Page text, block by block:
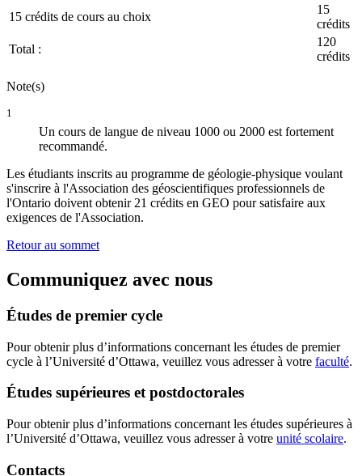
15 crédits de cours au choix
15
crédits
Total :
120
crédits
Note(s)
1
Un cours de langue de niveau 1000 ou 2000 est fortement
recommandé.
Les étudiants inscrits au programme de géologie-physique voulant
s'inscrire à l'Association des géoscientifiques professionnels de
l'Ontario doivent obtenir 21 crédits en GEO pour satisfaire aux
exigences de l'Association.
Retour au sommet
Communiquez avec nous
Études de premier cycle
Pour obtenir plus d’informations concernant les études de premier
cycle à l’Université d’Ottawa, veuillez vous adresser à votre faculté.
Études supérieures et postdoctorales
Pour obtenir plus d’informations concernant les études supérieures à
l’Université d’Ottawa, veuillez vous adresser à votre unité scolaire.
Contacts